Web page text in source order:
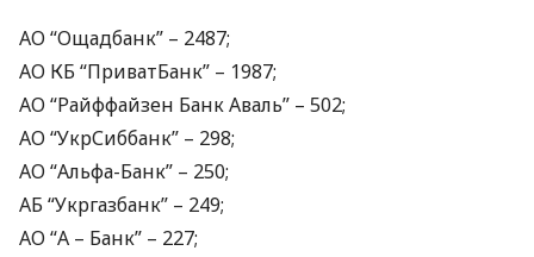
АО “Ощадбанк” – 2487;
АО КБ “ПриватБанк” – 1987;
АО “Райффайзен Банк Аваль” – 502;
АО “УкрСиббанк” – 298;
АО “Альфа-Банк” – 250;
АБ “Укргазбанк” – 249;
АО “А – Банк” – 227;